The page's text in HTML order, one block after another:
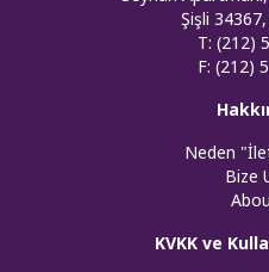
Şişli
T: (212)
F: (212)
Neden
Bize
KVKK ve